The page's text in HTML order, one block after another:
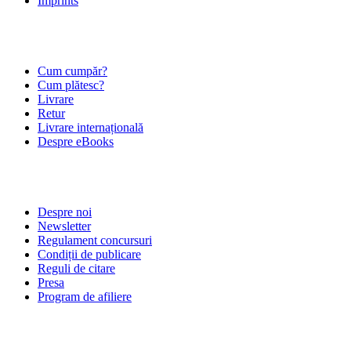
Cum cumpăr?
Cum plătesc?
Livrare
Retur
Livrare internațională
Despre eBooks
Despre noi
Newsletter
Regulament concursuri
Condiții de publicare
Reguli de citare
Presa
Program de afiliere